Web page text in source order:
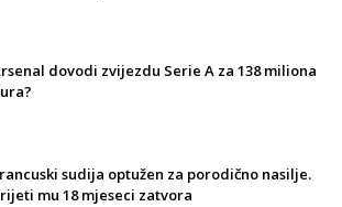
dovodi zvijezdu Serie A za 138 miliona
sudija optužen za porodično nasilje.
mu 18 mjeseci zatvora